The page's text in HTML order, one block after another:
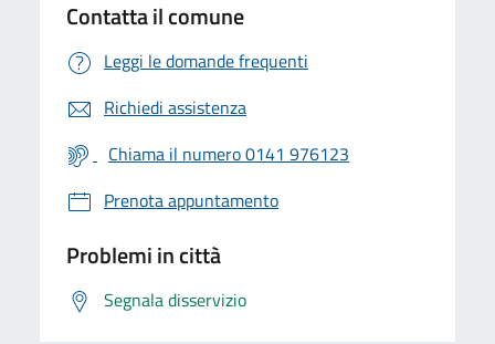
Contatta il comune
Leggi le domande frequenti
Richiedi assistenza
Chiama il numero 0141 976123
Prenota appuntamento
Problemi in città
Segnala disservizio